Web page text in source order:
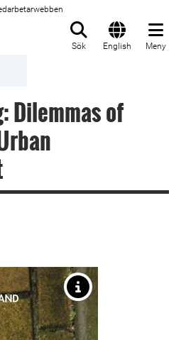
Sök English Meny
Dilemmas of